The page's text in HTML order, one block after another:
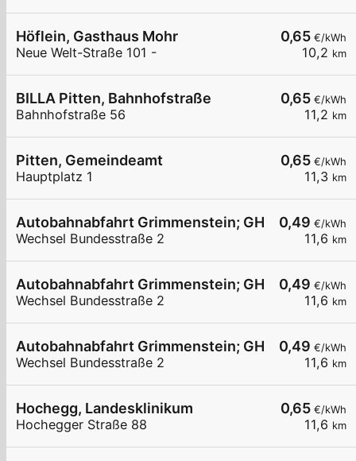
0,65 €/kWh
10,2 km
Höflein, Gasthaus Mohr
Neue Welt-Straße 101 -
0,65 €/kWh
11,2 km
BILLA Pitten, Bahnhofstraße
Bahnhofstraße 56
0,65 €/kWh
11,3 km
Pitten, Gemeindeamt
Hauptplatz 1
0,49 €/kWh
11,6 km
Autobahnabfahrt Grimmenstein; GH Pichler
Wechsel Bundesstraße 2
0,49 €/kWh
11,6 km
Autobahnabfahrt Grimmenstein; GH Pichler
Wechsel Bundesstraße 2
0,49 €/kWh
11,6 km
Autobahnabfahrt Grimmenstein; GH Pichler
Wechsel Bundesstraße 2
0,65 €/kWh
11,6 km
Hochegg, Landesklinikum
Hochegger Straße 88